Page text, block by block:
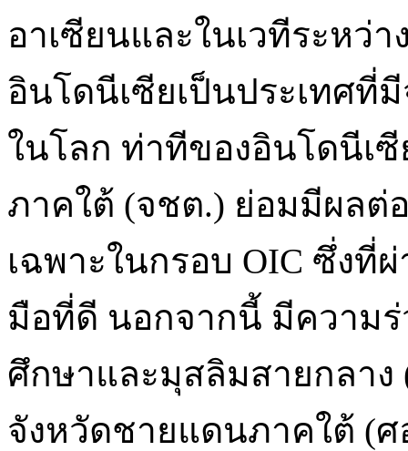
อาเซียนและในเวทีระหว่
อินโดนีเซียเป็นประเทศ
ในโลก ท่าทีของอินโดนีเ
ภาคใต้ (จชต.) ย่อมมีผลต่
เฉพาะในกรอบ OIC ซึ่งที่
มือที่ดี นอกจากนี้ มีความร่
ศึกษาและมุสลิมสายกลาง
จังหวัดชายแดนภาคใต้ (ศ